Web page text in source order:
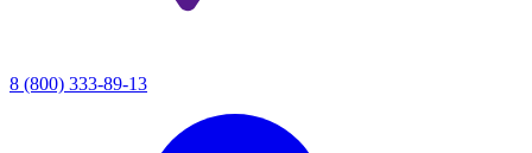
8 (800) 333-89-13